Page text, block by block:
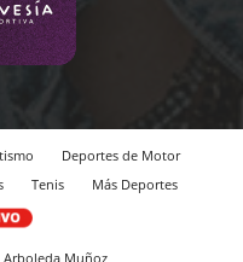
Deportes de Motor
Tenis Más Deportes
Arboleda Muñoz